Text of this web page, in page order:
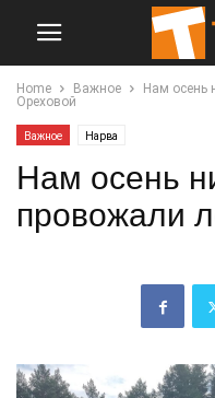
Home Важное
Нам осень
Ореховой
Важное Нарва
Нам осень
провожали